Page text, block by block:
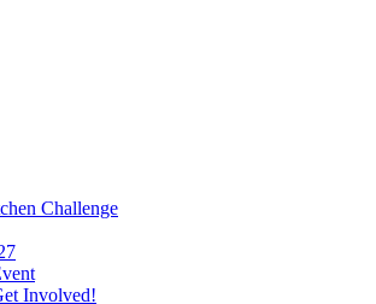
Challenge
Involved!